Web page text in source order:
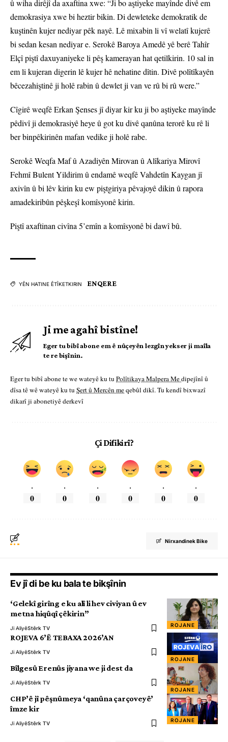
û wiha dirêjî da axaftina xwe: “Ji bo aştiyeke mayînde divê em
demokrasiya xwe bi heztir bikin. Di dewleteke demokratik de
kuştinên kujer nediyar pêk nayê. Lê mixabin li vî welatî kujerê
bi sedan kesan nediyar e. Serokê Baroya Amedê yê berê Tahîr
Elçî piştî daxuyaniyeke li pêş kamerayan hat qetilkirin. 10 sal in
em li kujeran digerin lê kujer hê nehatine dîtin. Divê polîtîkayên
bêcezahiştinê ji holê rabin û dewlet ji van ve rû bi rû were.”
Cîgirê weqfê Erkan Şenses jî diyar kir ku ji bo aştiyeke mayînde
pêdivî ji demokrasiyê heye û got ku divê qanûna terorê ku rê li
ber binpêkirinên mafan vedike ji holê rabe.
Serokê Weqfa Maf û Azadiyên Mirovan û Alîkariya Mirovî
Fehmî Bulent Yildirim û endamê weqfê Vahdetîn Kaygan jî
axivîn û bi lêv kirin ku ew piştgiriya pêvajoyê dikin û rapora
amadekiribûn pêşkeşî komîsyonê kirin.
Piştî axaftinan civîna 5’emîn a komîsyonê bi dawî bû.
YÊN HATINE ÊTÎKETKIRIN ENQERE
Ji me agahî bistîne!
Eger tu bibî abone em ê nûçeyên lezgîn yekser ji maîla
te re bişînin.
Eger tu bibî abone te we wateyê ku tu Polîtikaya Malpera Medipejînî û
dîsa tê wê wateyê ku tu Şert û Mercên meqebûl dikî. Tu kendî bixwazî
dikarî ji abonetiyê derkevî
Çi Difikirî?
.
0
.
0
.
0
.
0
.
0
.
0
Nirxandinek Bike
Ev jî di be ku bala te bikşînin
ROJANE
‘Gelekî girîng e ku alî li hev civiyan û ev
metna hiqûqî çêkirin”
Ji AliyêStêrk TV
ROJANE
ROJEVA 6’Ê TEBAXA 2026’AN
Ji AliyêStêrk TV
ROJANE
Bîlgesû Erenûs jiyana we ji dest da
Ji AliyêStêrk TV
ROJANE
CHP’ê jî pêşnûmeya ‘qanûna çarçoveyê’
îmze kir
Ji AliyêStêrk TV